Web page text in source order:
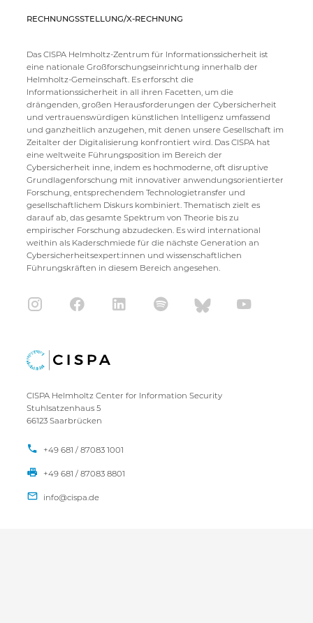
RECHNUNGSSTELLUNG/X-RECHNUNG
Das CISPA Helmholtz-Zentrum für Informationssicherheit ist
eine nationale Großforschungseinrichtung innerhalb der
Helmholtz-Gemeinschaft. Es erforscht die
Informationssicherheit in all ihren Facetten, um die
drängenden, großen Herausforderungen der Cybersicherheit
und vertrauenswürdigen künstlichen Intelligenz umfassend
und ganzheitlich anzugehen, mit denen unsere Gesellschaft im
Zeitalter der Digitalisierung konfrontiert wird. Das CISPA hat
eine weltweite Führungsposition im Bereich der
Cybersicherheit inne, indem es hochmoderne, oft disruptive
Grundlagenforschung mit innovativer anwendungsorientierter
Forschung, entsprechendem Technologietransfer und
gesellschaftlichem Diskurs kombiniert. Thematisch zielt es
darauf ab, das gesamte Spektrum von Theorie bis zu
empirischer Forschung abzudecken. Es wird international
weithin als Kaderschmiede für die nächste Generation an
Cybersicherheitsexpert:innen und wissenschaftlichen
Führungskräften in diesem Bereich angesehen.
CISPA Helmholtz Center for Information Security
Stuhlsatzenhaus 5
66123 Saarbrücken
+49 681 / 87083 1001
+49 681 / 87083 8801